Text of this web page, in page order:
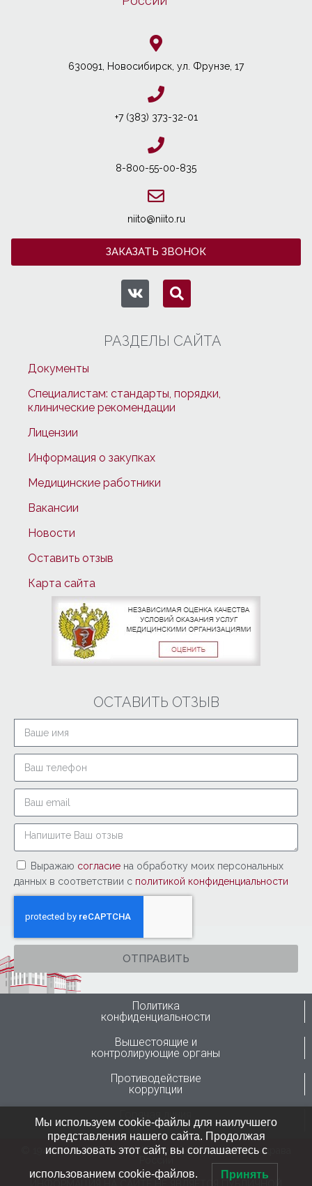
630091, Новосибирcк, ул. Фрунзе, 17
+7 (383) 373-32-01
8-800-55-00-835
niito@niito.ru
ЗАКАЗАТЬ ЗВОНОК
РАЗДЕЛЫ САЙТА
Документы
Специалистам: стандарты, порядки,
клинические рекомендации
Лицензии
Информация о закупках
Медицинские работники
Вакансии
Новости
Оставить отзыв
Карта сайта
ОСТАВИТЬ ОТЗЫВ
Выражаю согласие на обработку моих персональных
данных в соответствии с политикой конфиденциальности
ОТПРАВИТЬ
Политика
конфиденциальности
Вышестоящие и
контролирующие органы
Противодействие
коррупции
Горячая линия
Минздрава России
© 1946-2024 ФГБУ “ННИИТО им. Я.Л.Цивьяна” Минздрава
Мы используем cookie-файлы для наилучшего
представления нашего сайта. Продолжая
использовать этот сайт, вы соглашаетесь с
использованием cookie-файлов. Принять